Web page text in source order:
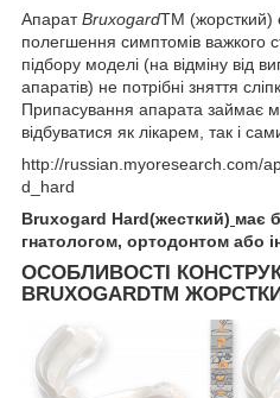
АпаратBruxogardTM (жорсткий)
полегшення симптомів важкого
підбору моделі (на відміну від
апаратів) не потрібні зняття
Припасування апарата займає
відбуватися як лікарем, так і
http://russian.myoresearch.com/
d_hard
Bruxogard Hard(жесткий) має
гнатологом, ортодонтом або
ОСОБЛИВОСТІ
BRUXOGARDTM